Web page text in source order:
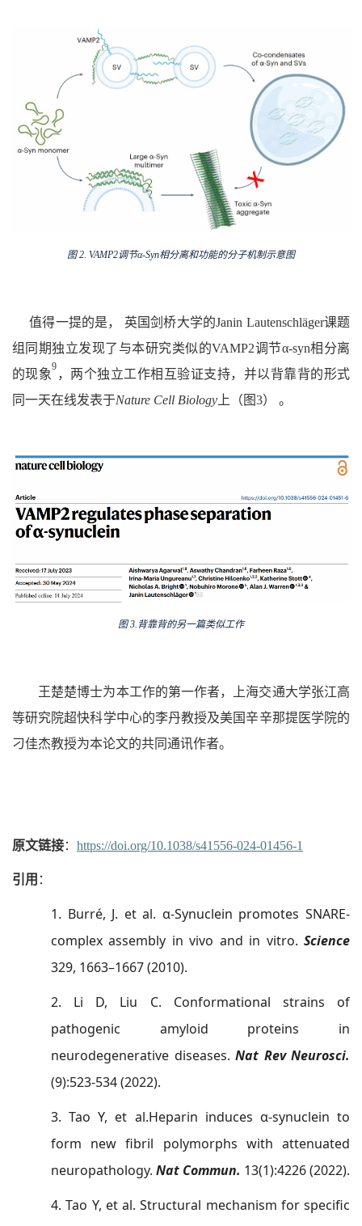
图 2. VAMP2调节α-Syn相分离和功能的分子机制示意图
值得一提的是， 英国剑桥大学的Janin Lautenschläger课题
组同期独立发现了与本研究类似的VAMP2调节α-syn相分离
的现象
9
，两个独立工作相互验证支持，并以背靠背的形式
同一天在线发表于Nature Cell Biology 上（图3） 。
图 3. 背靠背的另一篇类似工作
王楚楚博士为本工作的第一作者，上海交通大学张江高
等研究院超快科学中心的李丹教授及美国辛辛那提医学院的
刁佳杰教授为本论文的共同通讯作者。
原文链接： https://doi.org/10.1038/s41556-024-01456-1
引用 ：
1. Burré, J. et al. α-Synuclein promotes SNARE-
complex assembly in vivo and in vitro. Science
329, 1663–1667 (2010).
2. Li D, Liu C.
Conformational strains of
pathogenic amyloid proteins in
neurodegenerative diseases. Nat Rev Neurosci.
(9):523-534(2022).
3.Tao Y, et al.Heparin induces α-synuclein to
form new fibril polymorphs with attenuated
neuropathology. Nat Commun. 13(1):4226 (2022).
4.Tao Y, et al.Structural mechanism for specific